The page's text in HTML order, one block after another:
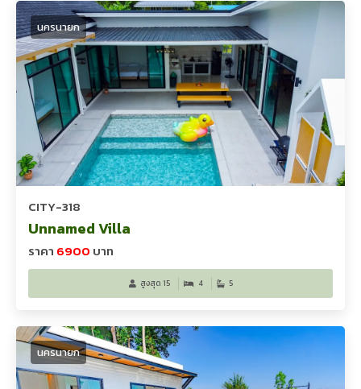
นครนายก
CITY-318
Unnamed Villa
ราคา 6900 บาท
สูงสุด 15 4 5
นครนายก